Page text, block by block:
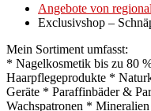
Angebote von
Exclusivshop –
Mein Sortiment umfasst:
* Nagelkosmetik bis zu 80
Haarpflegeprodukte *
Geräte * Paraffinbäder &
Wachspatronen *